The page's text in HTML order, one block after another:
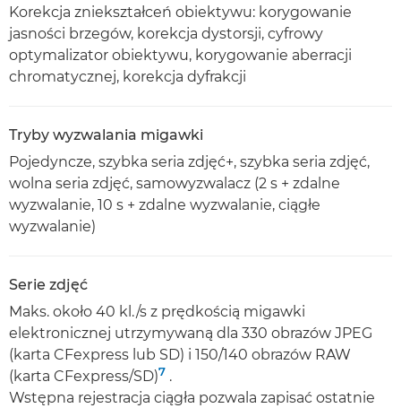
Korekcja zniekształceń obiektywu: korygowanie
jasności brzegów, korekcja dystorsji, cyfrowy
optymalizator obiektywu, korygowanie aberracji
chromatycznej, korekcja dyfrakcji
Tryby wyzwalania migawki
Pojedyncze, szybka seria zdjęć+, szybka seria zdjęć,
wolna seria zdjęć, samowyzwalacz (2 s + zdalne
wyzwalanie, 10 s + zdalne wyzwalanie, ciągłe
wyzwalanie)
Serie zdjęć
Maks. około 40 kl./s z prędkością migawki
elektronicznej utrzymywaną dla 330 obrazów JPEG
(karta CFexpress lub SD) i 150/140 obrazów RAW
(karta CFexpress/SD)7 .
Wstępna rejestracja ciągła pozwala zapisać ostatnie